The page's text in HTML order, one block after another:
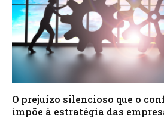
O prejuízo silencioso que o
impõe à estratégia das